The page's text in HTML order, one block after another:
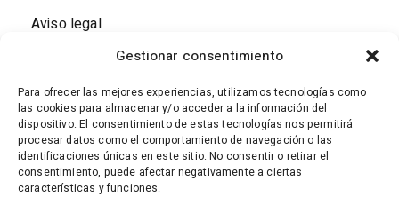
Gestionar consentimiento
Para ofrecer las mejores experiencias, utilizamos tecnologías como
las cookies para almacenar y/o acceder a la información del
dispositivo. El consentimiento de estas tecnologías nos permitirá
procesar datos como el comportamiento de navegación o las
identificaciones únicas en este sitio. No consentir o retirar el
consentimiento, puede afectar negativamente a ciertas
características y funciones.
Aviso legal
Política de Cookies
Política de privacidad
ENVÍOS Y DEVOLUCIONES